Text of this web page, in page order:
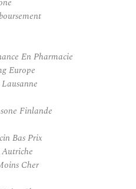
En Pharmacie
Europe
Finlande
Bas Prix
Cher